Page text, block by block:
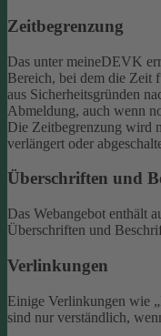
Zeitbegrenzung
Das unter meineDEVK
Bereich, bei dem die Zeit
aus Sicherheitsgründen
Abmeldung, auch wenn
Die Zeitbegrenzung wird
verlängert oder
Überschriften und
Das Webangebot enthält
Überschriften und
Verlinkungen
Einige Verlinkungen wie
sind nur verständlich,